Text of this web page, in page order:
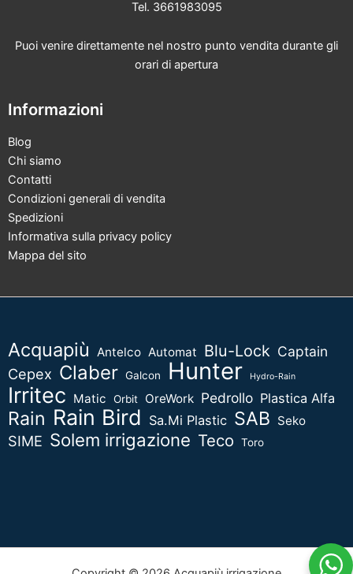
Tel. 3661983095
Puoi venire direttamente nel nostro punto vendita durante gli
orari di apertura
Informazioni
Blog
Chi siamo
Contatti
Condizioni generali di vendita
Spedizioni
Informativa sulla privacy policy
Mappa del sito
Acquapiù Antelco Automat Blu-Lock Captain
Cepex Claber Galcon Hunter Hydro-Rain
Irritec Matic Orbit OreWork Pedrollo Plastica Alfa
Rain Rain Bird Sa.Mi Plastic SAB Seko
SIME Solem irrigazione Teco Toro